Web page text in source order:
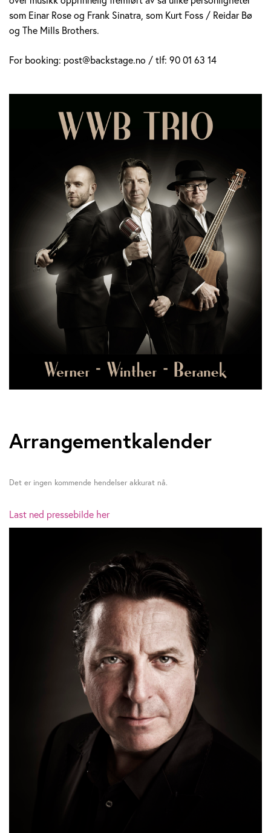
som Einar Rose og Frank Sinatra, som Kurt Foss / Reidar Bø
og The Mills Brothers.
For booking: post@backstage.no / tlf: 90 01 63 14
Arrangementkalender
Det er ingen kommende hendelser akkurat nå.
Last ned pressebilde her